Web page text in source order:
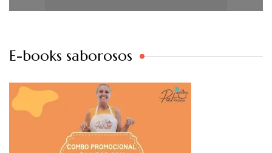
E-books saborosos